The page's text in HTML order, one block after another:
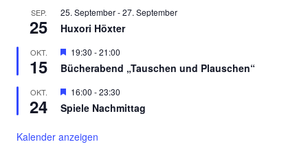
SEP.
25
25. September-27. September
Huxori Höxter
OKT.
15
Hervorgehoben
19:30 -21:00
Bücherabend „Tauschen und Plauschen“
OKT.
24
Hervorgehoben
16:00 -23:30
Spiele Nachmittag
Kalender anzeigen